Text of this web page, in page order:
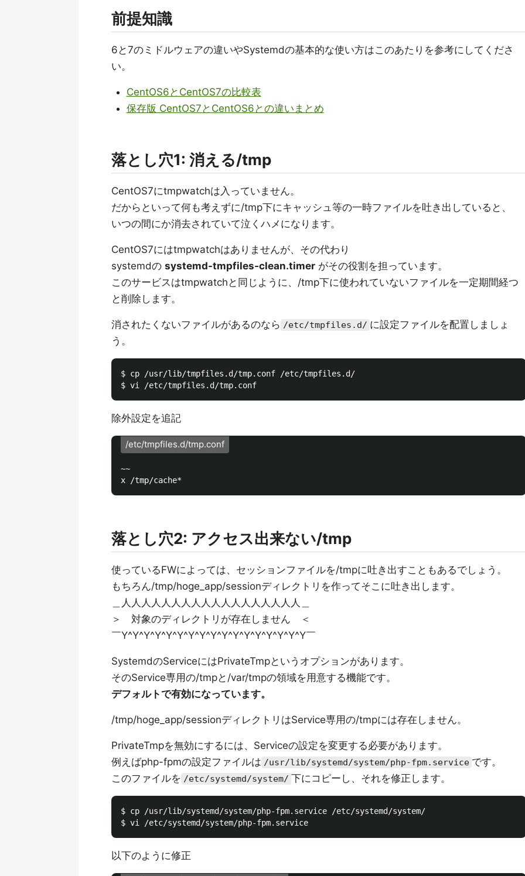
前提知識
6と7のミドルウェアの違いやSystemdの基本的な使い方はこのあたりを参考にしてくださ
い。
CentOS6とCentOS7の比較表
保存版 CentOS7とCentOS6との違いまとめ
落とし穴1: 消える/tmp
CentOS7にtmpwatchは入っていません。
だからといって何も考えずに/tmp下にキャッシュ等の一時ファイルを吐き出していると、
いつの間にか消去されていて泣くハメになります。
CentOS7にはtmpwatchはありませんが、その代わり
systemdの systemd-tmpfiles-clean.timer がその役割を担っています。
このサービスはtmpwatchと同じように、/tmp下に使われていないファイルを一定期間経つ
と削除します。
消されたくないファイルがあるのなら /etc/tmpfiles.d/ に設定ファイルを配置しましょ
う。
$ cp /usr/lib/tmpfiles.d/tmp.conf /etc/tmpfiles.d/
除外設定を追記
/etc/tmpfiles.d/tmp.conf
~~
落とし穴2: アクセス出来ない/tmp
使っているFWによっては、セッションファイルを/tmpに吐き出すこともあるでしょう。
もちろん/tmp/hoge_app/sessionディレクトリを作ってそこに吐き出します。
＿人人人人人人人人人人人人人人人人人人＿
＞ 対象のディレクトリが存在しません ＜
￣Y^Y^Y^Y^Y^Y^Y^Y^Y^Y^Y^Y^Y^Y^Y^Y^Y￣
SystemdのServiceにはPrivateTmpというオプションがあります。
そのService専用の/tmpと/var/tmpの領域を用意する機能です。
デフォルトで有効になっています。
/tmp/hoge_app/sessionディレクトリはService専用の/tmpには存在しません。
PrivateTmpを無効にするには、Serviceの設定を変更する必要があります。
例えばphp-fpmの設定ファイルは /usr/lib/systemd/system/php-fpm.service です。
このファイルを /etc/systemd/system/ 下にコピーし、それを修正します。
$ cp /usr/lib/systemd/system/php-fpm.service /etc/systemd/system/
以下のように修正